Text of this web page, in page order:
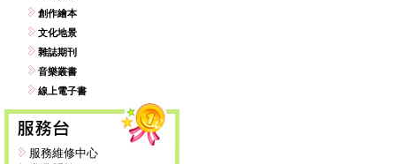
創作繪本
文化地景
雜誌期刊
音樂叢書
線上電子書
服務維修中心